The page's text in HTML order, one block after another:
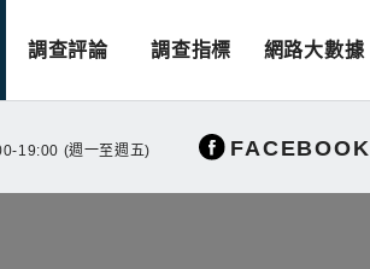
調查評論 調查指標 網路大數據
19:00 (週一至週五) FACEBOOK